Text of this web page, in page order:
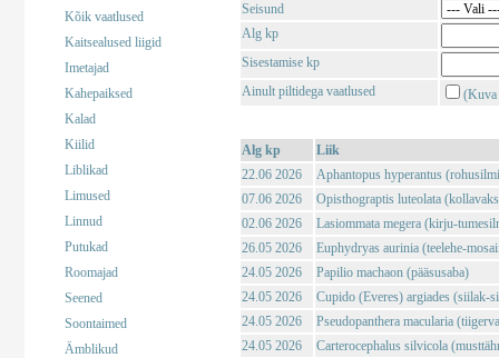
Kõik vaatlused
Kaitsealused liigid
Imetajad
Kahepaiksed
Kalad
Kiilid
Liblikad
Limused
Linnud
Putukad
Roomajad
Seened
Soontaimed
Ämblikud
Seisund
Alg kp
Sisestamise kp
Ainult piltidega vaatlused
(Kuva
Alg kp
Liik
22.06 2026
Aphantopus hyperantus
07.06 2026
Opisthograptis luteolata
02.06 2026
Lasiommata megera (kirju-
26.05 2026
Euphydryas aurinia (teelehe-
24.05 2026
Papilio machaon (pääsusaba)
24.05 2026
Cupido (Everes) argiades (siilak-
24.05 2026
Pseudopanthera macularia
24.05 2026
Carterocephalus silvicola